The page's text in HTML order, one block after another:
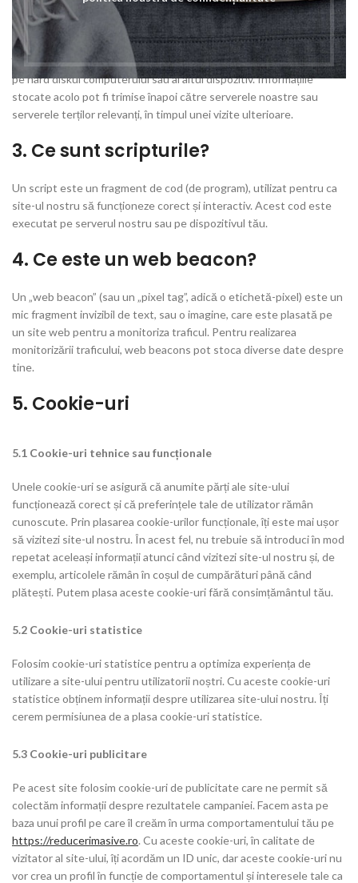
2. Ce sunt cookie-urile?
Un cookie este un fișier simplu, de mici dimensiuni, care este trimis
împreună cu paginile acestui site web și stocat de navigatorul tău
pe hard diskul computerului sau al altui dispozitiv. Informațiile
stocate acolo pot fi trimise înapoi către serverele noastre sau
serverele terților relevanți, în timpul unei vizite ulterioare.
3. Ce sunt scripturile?
Un script este un fragment de cod (de program), utilizat pentru ca
site-ul nostru să funcționeze corect și interactiv. Acest cod este
executat pe serverul nostru sau pe dispozitivul tău.
4. Ce este un web beacon?
Un „web beacon” (sau un „pixel tag”, adică o etichetă-pixel) este un
mic fragment invizibil de text, sau o imagine, care este plasată pe
un site web pentru a monitoriza traficul. Pentru realizarea
monitorizării traficului, web beacons pot stoca diverse date despre
tine.
5. Cookie-uri
5.1 Cookie-uri tehnice sau funcționale
Unele cookie-uri se asigură că anumite părți ale site-ului
funcționează corect și că preferințele tale de utilizator rămân
cunoscute. Prin plasarea cookie-urilor funcționale, îți este mai ușor
să vizitezi site-ul nostru. În acest fel, nu trebuie să introduci în mod
repetat aceleași informații atunci când vizitezi site-ul nostru și, de
exemplu, articolele rămân în coșul de cumpărături până când
plătești. Putem plasa aceste cookie-uri fără consimțământul tău.
5.2 Cookie-uri statistice
Folosim cookie-uri statistice pentru a optimiza experiența de
utilizare a site-ului pentru utilizatorii noștri. Cu aceste cookie-uri
statistice obținem informații despre utilizarea site-ului nostru. Îți
cerem permisiunea de a plasa cookie-uri statistice.
5.3 Cookie-uri publicitare
Pe acest site folosim cookie-uri de publicitate care ne permit să
colectăm informații despre rezultatele campaniei. Facem asta pe
baza unui profil pe care îl creăm în urma comportamentului tău pe
https://reducerimasive.ro. Cu aceste cookie-uri, în calitate de
vizitator al site-ului, îți acordăm un ID unic, dar aceste cookie-uri nu
vor crea un profil în funcție de comportamentul și interesele tale ca